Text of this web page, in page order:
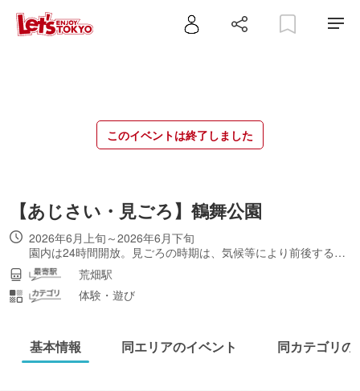
このイベントは終了しました
【あじさい・見ごろ】鶴舞公園
2026年6月上旬～2026年6月下旬
園内は24時間開放。見ごろの時期は、気候等により前後する場合あり。
荒畑駅
体験・遊び
基本情報 同エリアのイベント 同カテゴリの